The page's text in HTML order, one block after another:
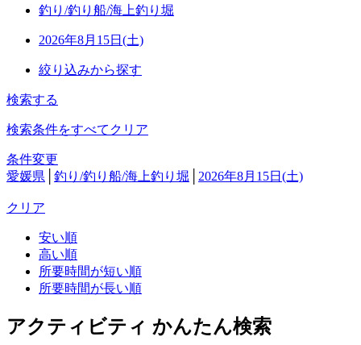
釣り/釣り船/海上釣り堀
2026年8月15日(土)
絞り込みから探す
検索する
検索条件をすべてクリア
条件変更
愛媛県
釣り/釣り船/海上釣り堀 2026年8月15日(土)
クリア
安い順
高い順
所要時間が短い順
所要時間が長い順
アクティビティ かんたん検索